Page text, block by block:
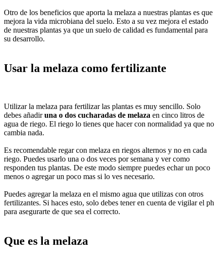
Otro de los beneficios que aporta la melaza a nuestras plantas es que
mejora la vida microbiana del suelo. Esto a su vez mejora el estado
de nuestras plantas ya que un suelo de calidad es fundamental para
su desarrollo.
Usar la melaza como fertilizante
Utilizar la melaza para fertilizar las plantas es muy sencillo. Solo
debes añadiruna o dos cucharadas de melaza en cinco litros de
agua de riego. El riego lo tienes que hacer con normalidad ya que no
cambia nada.
Es recomendable regar con melaza en riegos alternos y no en cada
riego. Puedes usarlo una o dos veces por semana y ver como
responden tus plantas. De este modo siempre puedes echar un poco
menos o agregar un poco mas si lo ves necesario.
Puedes agregar la melaza en el mismo agua que utilizas con otros
fertilizantes. Si haces esto, solo debes tener en cuenta de vigilar el ph
para asegurarte de que sea el correcto.
Que es la melaza